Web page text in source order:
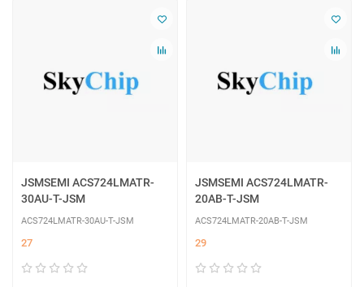
JSMSEMI ACS724LMATR-
30AU-T-JSM
ACS724LMATR-30AU-T-JSM
27
JSMSEMI ACS724LMATR-
20AB-T-JSM
ACS724LMATR-20AB-T-JSM
29